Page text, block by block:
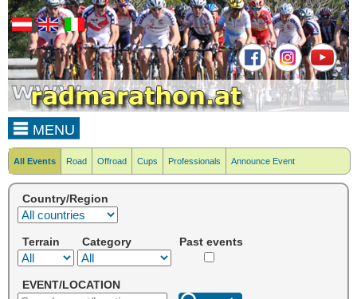
MENU
All Events Road Offroad Cups Professionals Announce Event
Country/Region
Terrain Category Past events
EVENT/LOCATION